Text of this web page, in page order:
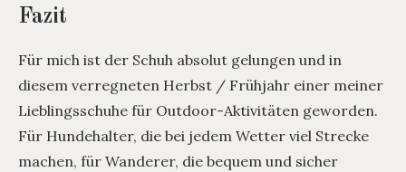
Fazit
Für mich ist der Schuh absolut gelungen und in
diesem verregneten Herbst / Frühjahr einer meiner
Lieblingsschuhe für Outdoor-Aktivitäten geworden.
Für Hundehalter, die bei jedem Wetter viel Strecke
machen, für Wanderer, die bequem und sicher